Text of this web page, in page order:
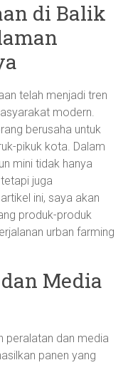
di Balik
telah menjadi tren
modern.
berusaha untuk
pikuk kota. Dalam
mini tidak hanya
juga
ini, saya akan
produk-produk
urban farming
Media
peralatan dan media
panen yang